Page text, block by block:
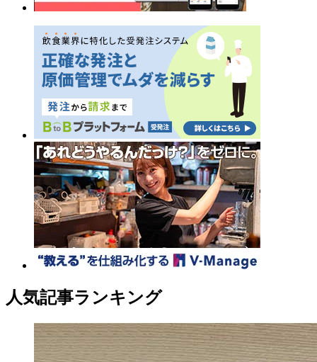
人気記事ランキング